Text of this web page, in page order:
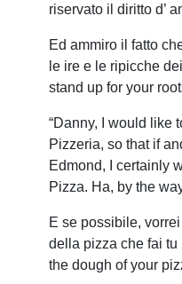
riservato il diritto d’
Ed ammiro il fatto
le ire e le ripicche
stand up for your
“Danny, I would like
Pizzeria, so that if
Edmond, I certainly
Pizza. Ha, by the
E se possibile,
della pizza che fai tu
the dough of your